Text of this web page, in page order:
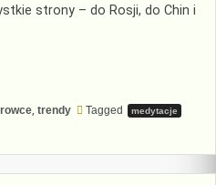
strony – do Rosji, do Chin i
, trendy Tagged medytacje